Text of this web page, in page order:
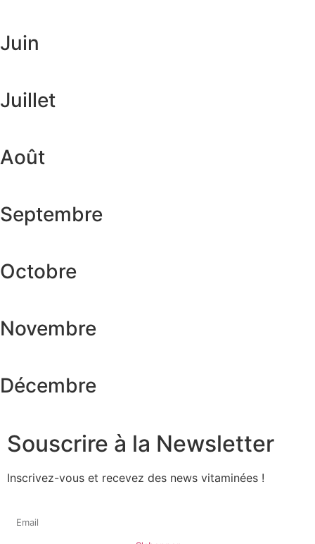
Juin
Juillet
Août
Septembre
Octobre
Novembre
Décembre
Souscrire à la Newsletter
Inscrivez-vous et recevez des news vitaminées !